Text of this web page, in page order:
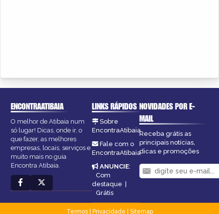
ENCONTRAATIBAIA
O melhor de Atibaia num
só lugar! Dicas, onde ir, o
que fazer, as melhores
empresas, locais, serviços e
muito mais no guia
Encontra Atibaia.
LINKS RÁPIDOS
Sobre
EncontraAtibaia
Fale com o
EncontraAtibaia
ANUNCIE:
Com
destaque |
Grátis
NOVIDADES POR E-
MAIL
Receba grátis as
principais notícias,
dicas e promoções
Termos| Privacidade
Sitemap